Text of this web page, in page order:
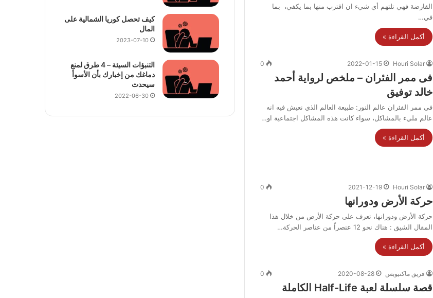
القارضة فهي تلتهم أي شيء ان اقترب منها بما يكفي، بما
في…
أكمل القراءة »
Houri Solar
2022-01-15
0
فى ممر الفئران – ملخص لرواية أحمد
خالد توفيق
فى ممر الفئران عالم النور: طبيعة العالم الذي نعيش فيه انه
عالم مليء بالمشاكل، سواء كانت هذه المشاكل اجتماعية او…
أكمل القراءة »
Houri Solar
2021-12-19
0
حركة الأرض ودورانها
حركة الأرض ودورانها، تعرف على حركة الأرض من خلال هذا
المقال الشيق : هناك نحو 12 عنصراً من عناصر الحركة…
أكمل القراءة »
فريق ماكتيوبس 2020-08-28
0
قصة سلسلة لعبة Half-Life الكاملة
كيف تحصل كوريا الشمالية على
المال
2023-07-10
التنبؤات السيئة – 4 طرق لمنع
دماغك من إخبارك بأن الأسوأ
سيحدث
2022-06-30